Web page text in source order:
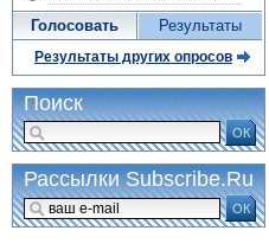
Голосовать Результаты
Результаты других опросов
Поиск
ОК
Рассылки Subscribe.Ru
ОК